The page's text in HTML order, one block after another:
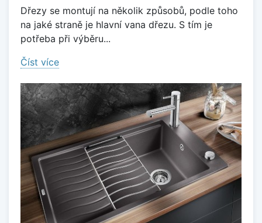
Dřezy se montují na několik způsobů, podle toho
na jaké straně je hlavní vana dřezu. S tím je
potřeba při výběru...
Číst více